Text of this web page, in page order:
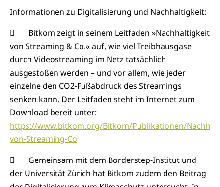
Informationen zu Digitalisierung und Nachhaltigkeit:
 Bitkom zeigt in seinem Leitfaden »Nachhaltigkeit
von Streaming & Co.« auf, wie viel Treibhausgase
durch Videostreaming im Netz tatsächlich
ausgestoßen werden – und vor allem, wie jeder
einzelne den CO2-Fußabdruck des Streamings
senken kann. Der Leitfaden steht im Internet zum
Download bereit unter:
https://www.bitkom.org/Bitkom/Publikationen/
von-Streaming-Co
 Gemeinsam mit dem Borderstep-Institut und
der Universität Zürich hat Bitkom zudem den Beitrag